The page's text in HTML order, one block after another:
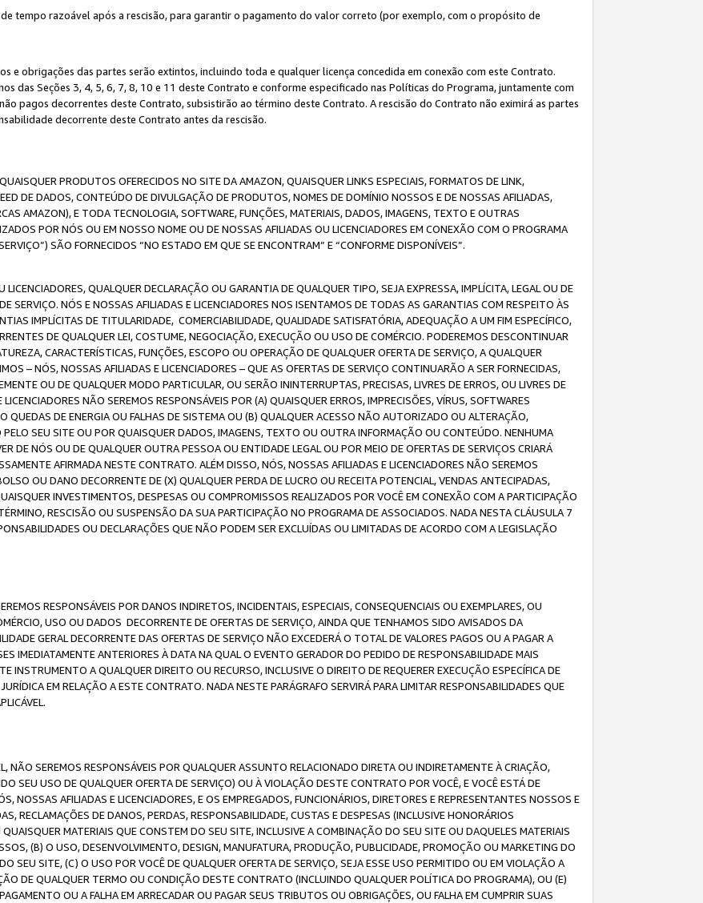
tempo razoável após a rescisão, para garantir o pagamento do valor correto (por exemplo, com o propósito de
e obrigações das partes serão extintos, incluindo toda e qualquer licença concedida em conexão com este Contrato.
das Seções 3, 4, 5, 6, 7, 8, 10 e 11 deste Contrato e conforme especificado nas Políticas do Programa, juntamente com
pagos decorrentes deste Contrato, subsistirão ao término deste Contrato. A rescisão do Contrato não eximirá as partes
decorrente deste Contrato antes da rescisão.
PRODUTOS OFERECIDOS NO SITE DA AMAZON, QUAISQUER LINKS ESPECIAIS, FORMATOS DE LINK,
DE DADOS, CONTEÚDO DE DIVULGAÇÃO DE PRODUTOS, NOMES DE DOMÍNIO NOSSOS E DE NOSSAS AFILIADAS,
AMAZON), E TODA TECNOLOGIA, SOFTWARE, FUNÇÕES, MATERIAIS, DADOS, IMAGENS, TEXTO E OUTRAS
POR NÓS OU EM NOSSO NOME OU DE NOSSAS AFILIADAS OU LICENCIADORES EM CONEXÃO COM O PROGRAMA
SÃO FORNECIDOS “NO ESTADO EM QUE SE ENCONTRAM” E “CONFORME DISPONÍVEIS”.
QUALQUER DECLARAÇÃO OU GARANTIA DE QUALQUER TIPO, SEJA EXPRESSA, IMPLÍCITA, LEGAL OU DE
SERVIÇO. NÓS E NOSSAS AFILIADAS E LICENCIADORES NOS ISENTAMOS DE TODAS AS GARANTIAS COM RESPEITO ÀS
IMPLÍCITAS DE TITULARIDADE, COMERCIABILIDADE, QUALIDADE SATISFATÓRIA, ADEQUAÇÃO A UM FIM ESPECÍFICO,
DE QUALQUER LEI, COSTUME, NEGOCIAÇÃO, EXECUÇÃO OU USO DE COMÉRCIO. PODEREMOS DESCONTINUAR
CARACTERÍSTICAS, FUNÇÕES, ESCOPO OU OPERAÇÃO DE QUALQUER OFERTA DE SERVIÇO, A QUALQUER
– NÓS, NOSSAS AFILIADAS E LICENCIADORES – QUE AS OFERTAS DE SERVIÇO CONTINUARÃO A SER FORNECIDAS,
OU DE QUALQUER MODO PARTICULAR, OU SERÃO ININTERRUPTAS, PRECISAS, LIVRES DE ERROS, OU LIVRES DE
NÃO SEREMOS RESPONSÁVEIS POR (A) QUAISQUER ERROS, IMPRECISÕES, VÍRUS, SOFTWARES
QUEDAS DE ENERGIA OU FALHAS DE SISTEMA OU (B) QUALQUER ACESSO NÃO AUTORIZADO OU ALTERAÇÃO,
SEU SITE OU POR QUAISQUER DADOS, IMAGENS, TEXTO OU OUTRA INFORMAÇÃO OU CONTEÚDO. NENHUMA
DE NÓS OU DE QUALQUER OUTRA PESSOA OU ENTIDADE LEGAL OU POR MEIO DE OFERTAS DE SERVIÇOS CRIARÁ
AFIRMADA NESTE CONTRATO. ALÉM DISSO, NÓS, NOSSAS AFILIADAS E LICENCIADORES NÃO SEREMOS
OU DANO DECORRENTE DE (X) QUALQUER PERDA DE LUCRO OU RECEITA POTENCIAL, VENDAS ANTECIPADAS,
INVESTIMENTOS, DESPESAS OU COMPROMISSOS REALIZADOS POR VOCÊ EM CONEXÃO COM A PARTICIPAÇÃO
RESCISÃO OU SUSPENSÃO DA SUA PARTICIPAÇÃO NO PROGRAMA DE ASSOCIADOS. NADA NESTA CLÁUSULA 7
OU DECLARAÇÕES QUE NÃO PODEM SER EXCLUÍDAS OU LIMITADAS DE ACORDO COM A LEGISLAÇÃO
RESPONSÁVEIS POR DANOS INDIRETOS, INCIDENTAIS, ESPECIAIS, CONSEQUENCIAIS OU EXEMPLARES, OU
USO OU DADOS DECORRENTE DE OFERTAS DE SERVIÇO, AINDA QUE TENHAMOS SIDO AVISADOS DA
GERAL DECORRENTE DAS OFERTAS DE SERVIÇO NÃO EXCEDERÁ O TOTAL DE VALORES PAGOS OU A PAGAR A
IMEDIATAMENTE ANTERIORES À DATA NA QUAL O EVENTO GERADOR DO PEDIDO DE RESPONSABILIDADE MAIS
INSTRUMENTO A QUALQUER DIREITO OU RECURSO, INCLUSIVE O DIREITO DE REQUERER EXECUÇÃO ESPECÍFICA DE
EM RELAÇÃO A ESTE CONTRATO. NADA NESTE PARÁGRAFO SERVIRÁ PARA LIMITAR RESPONSABILIDADES QUE
NÃO SEREMOS RESPONSÁVEIS POR QUALQUER ASSUNTO RELACIONADO DIRETA OU INDIRETAMENTE À CRIAÇÃO,
SEU USO DE QUALQUER OFERTA DE SERVIÇO) OU À VIOLAÇÃO DESTE CONTRATO POR VOCÊ, E VOCÊ ESTÁ DE
NOSSAS AFILIADAS E LICENCIADORES, E OS EMPREGADOS, FUNCIONÁRIOS, DIRETORES E REPRESENTANTES NOSSOS E
RECLAMAÇÕES DE DANOS, PERDAS, RESPONSABILIDADE, CUSTAS E DESPESAS (INCLUSIVE HONORÁRIOS
MATERIAIS QUE CONSTEM DO SEU SITE, INCLUSIVE A COMBINAÇÃO DO SEU SITE OU DAQUELES MATERIAIS
(B) O USO, DESENVOLVIMENTO, DESIGN, MANUFATURA, PRODUÇÃO, PUBLICIDADE, PROMOÇÃO OU MARKETING DO
SEU SITE, (C) O USO POR VOCÊ DE QUALQUER OFERTA DE SERVIÇO, SEJA ESSE USO PERMITIDO OU EM VIOLAÇÃO A
DE QUALQUER TERMO OU CONDIÇÃO DESTE CONTRATO (INCLUINDO QUALQUER POLÍTICA DO PROGRAMA), OU (E)
OU A FALHA EM ARRECADAR OU PAGAR SEUS TRIBUTOS OU OBRIGAÇÕES, OU FALHA EM CUMPRIR SUAS